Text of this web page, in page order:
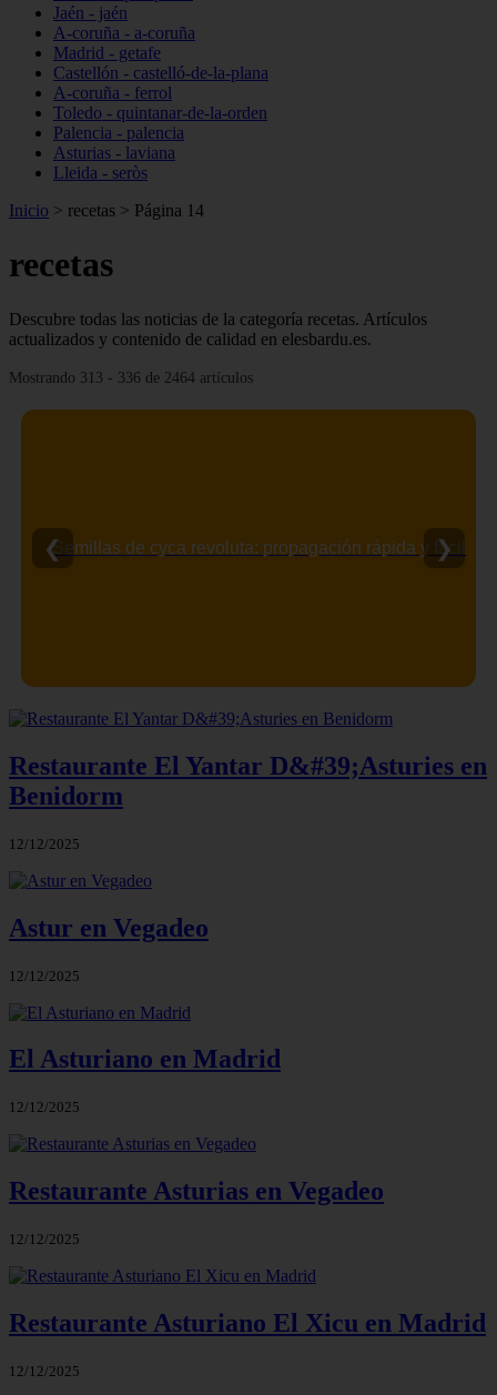
Jaén - jaén
A-coruña - a-coruña
Madrid - getafe
Castellón - castelló-de-la-plana
A-coruña - ferrol
Toledo - quintanar-de-la-orden
Palencia - palencia
Asturias - laviana
Lleida - seròs
Inicio > recetas > Página 14
recetas
Descubre todas las noticias de la categoría recetas. Artículos
actualizados y contenido de calidad en elesbardu.es.
Mostrando 313 - 336 de 2464 artículos
Semillas de cyca revoluta: propagación rápida y fácil
❮ ❯
Restaurante El Yantar D&#39;Asturies en
Benidorm
12/12/2025
Astur en Vegadeo
12/12/2025
El Asturiano en Madrid
12/12/2025
Restaurante Asturias en Vegadeo
12/12/2025
Restaurante Asturiano El Xicu en Madrid
12/12/2025